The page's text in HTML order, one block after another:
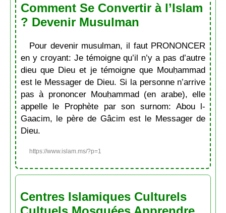
Comment Se Convertir à l’Islam
? Devenir Musulman
Pour devenir musulman, il faut PRONONCER
en y croyant: Je témoigne qu’il n’y a pas d’autre
dieu que Dieu et je témoigne que Mouḥammad
est le Messager de Dieu. Si la personne n’arrive
pas à prononcer Mouḥammad (en arabe), elle
appelle le Prophète par son surnom: Abou l-
Gaacim, le père de Gâcim est le Messager de
Dieu.
https://www.islam.ms/?p=1
Centres Islamiques Culturels